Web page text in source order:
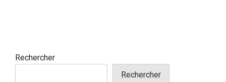
Rechercher
Rechercher